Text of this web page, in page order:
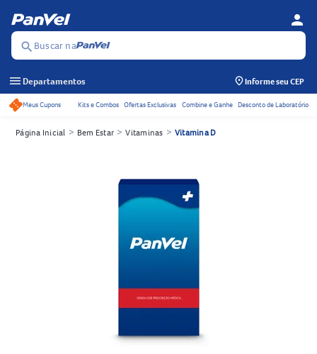
search Buscar na
person
menu Departamentos Informe seu CEP
Acessos rápidos do cabeçalho
Meus Cupons Kits e Combos Ofertas Exclusivas Combine e Ganhe Desconto de Laboratório
Página Inicial > Bem Estar > Vitaminas > Vitamina D